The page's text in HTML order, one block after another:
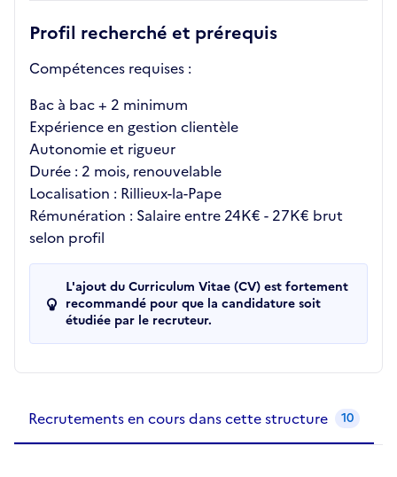
Profil recherché et prérequis
Compétences requises :
Bac à bac + 2 minimum
Expérience en gestion clientèle
Autonomie et rigueur
Durée : 2 mois, renouvelable
Localisation : Rillieux-la-Pape
Rémunération : Salaire entre 24K€ - 27K€ brut
selon profil
L'ajout du Curriculum Vitae (CV) est fortement
recommandé pour que la candidature soit
étudiée par le recruteur.
Recrutements en cours dans cette structure 10